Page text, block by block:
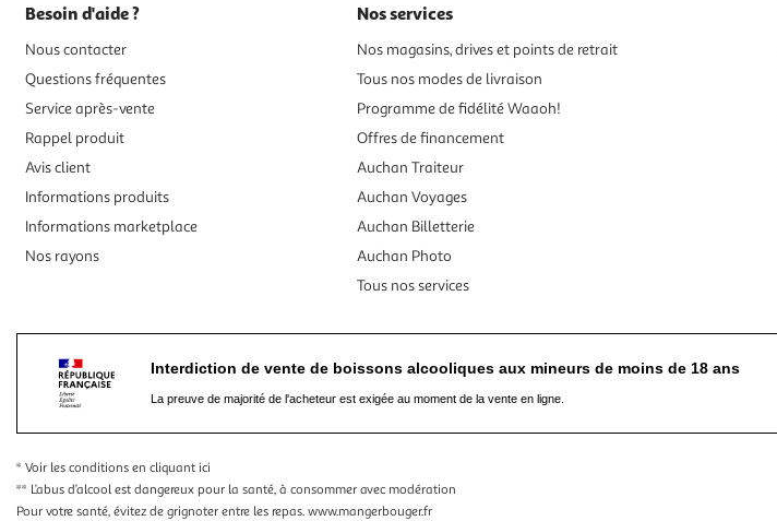
Besoin d'aide ?
Nous contacter
Questions fréquentes
Service après-vente
Rappel produit
Avis client
Informations produits
Informations marketplace
Nos rayons
Nos services
Nos magasins, drives et points de retrait
Tous nos modes de livraison
Programme de fidélité Waaoh!
Offres de financement
Auchan Traiteur
Auchan Voyages
Auchan Billetterie
Auchan Photo
Tous nos services
Interdiction de vente de boissons alcooliques aux mineurs de moins de 18 ans
La preuve de majorité de l'acheteur est exigée au moment de la vente en ligne.
* Voir les conditions en cliquant ici
** L’abus d’alcool est dangereux pour la santé, à consommer avec modération
Pour votre santé, évitez de grignoter entre les repas. www.mangerbouger.fr